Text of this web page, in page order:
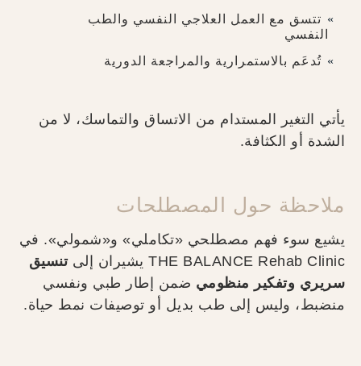
تتسق مع العمل العلاجي النفسي والطب
النفسي
تُدعَم بالاستمرارية والمراجعة الدورية
يأتي التغير المستدام من الاتساق والتماسك، لا من
الشدة أو الكثافة.
ملاحظة حول المصطلحات
يشيع سوء فهم مصطلحي «تكاملي» و«شمولي». في
THE BALANCE Rehab Clinic يشيران إلى
تنسيق
سريري وتفكير منظومي ضمن إطار طبي ونفسي
منضبط، وليس إلى طب بديل أو توصيفات نمط حياة.